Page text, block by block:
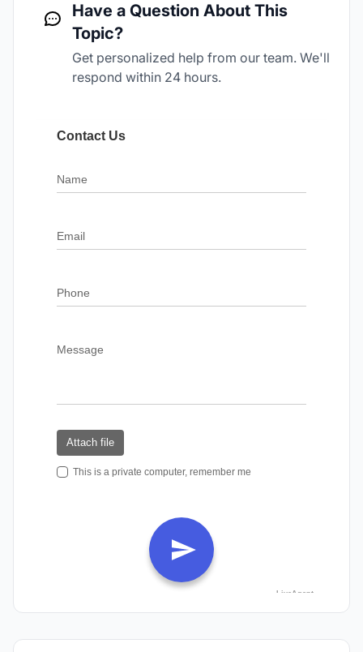
Have a Question About This
Topic?
Get personalized help from our team. We'll
respond within 24 hours.